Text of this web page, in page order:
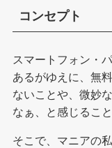
コンセプト
スマートフォン・
あるがゆえに、無
ないことや、微妙
なぁ、と感じるこ
そこで、マニアの